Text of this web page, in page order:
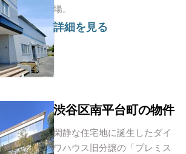
場。
詳細を見る
渋谷区南平台町の物件
閑静な住宅地に誕生したダイ
ワハウス旧分譲の「プレミス